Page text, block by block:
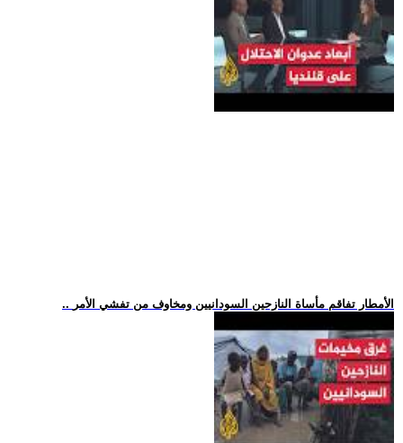
.. الأمطار تفاقم مأساة النازحين السودانيين ومخاوف من تفشي الأمر